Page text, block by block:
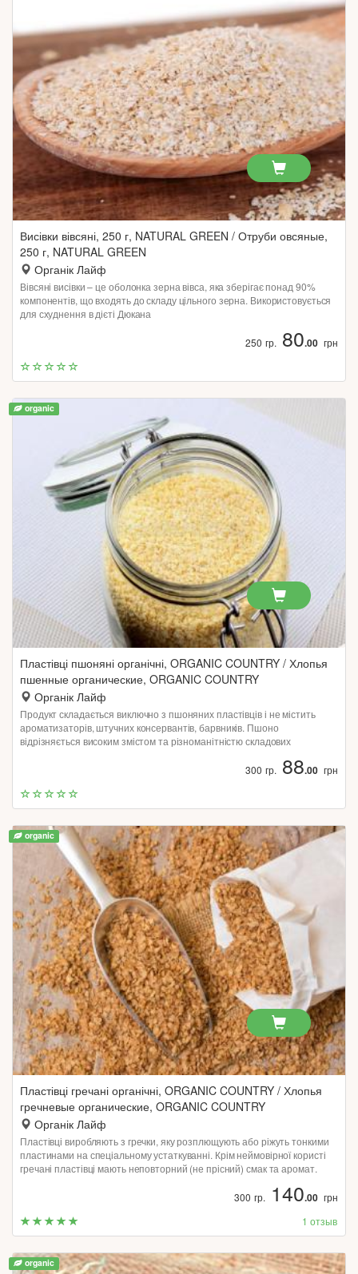
Висівки вівсяні, 250 г, NATURAL GREEN / Отруби овсяные,
250 г, NATURAL GREEN
Органік Лайф
Вівсяні висівки – це оболонка зерна вівса, яка зберігає понад 90%
компонентів, що входять до складу цільного зерна. Використовується
для схуднення в дієті Дюкана
250 гр. 80.00 грн
organic
Пластівці пшоняні органічні, ORGANIC COUNTRY / Хлопья
пшенные органические, ORGANIC COUNTRY
Органік Лайф
Продукт складається виключно з пшоняних пластівців і не містить
ароматизаторів, штучних консервантів, барвників. Пшоно
відрізняється високим змістом та різноманітністю складових
300 гр. 88.00 грн
organic
Пластівці гречані органічні, ORGANIC COUNTRY / Хлопья
гречневые органические, ORGANIC COUNTRY
Органік Лайф
Пластівці виробляють з гречки, яку розплющують або ріжуть тонкими
пластинами на спеціальному устаткуванні. Крім неймовірної користі
гречані пластівці мають неповторний (не прісний) смак та аромат.
300 гр. 140.00 грн
1 отзыв
organic